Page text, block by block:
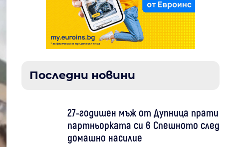
Последни новини
27-годишен мъж от Дупница прати
партньорката си в Спешното след
домашно насилие